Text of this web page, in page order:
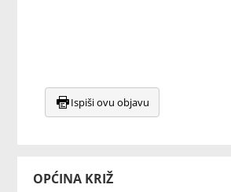
OPĆINA KRIŽ
Ispiši ovu objavu